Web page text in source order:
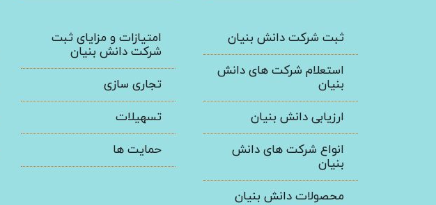
ثبت شرکت دانش بنیان
استعلام شرکت های دانش
بنیان
ارزیابی دانش بنیان
انواع شرکت های دانش
بنیان
محصولات دانش بنیان
امتیازات و مزایای ثبت
شرکت دانش بنیان
تجاری سازی
تسهیلات
حمایت ها